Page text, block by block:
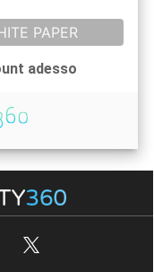
PAPER
adesso